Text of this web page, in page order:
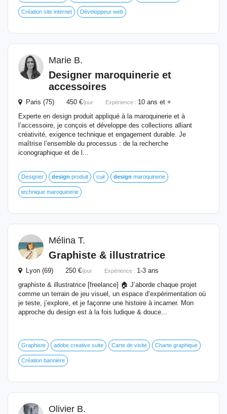
Création site internet Développeur web
Marie B.
Designer maroquinerie et
accessoires
Paris (75) 450 €/jour Expérience : 10 ans et +
Experte en design produit appliqué à la maroquinerie et à
l’accessoire, je conçois et développe des collections alliant
créativité, exigence technique et engagement durable. Je
maîtrise l’ensemble du processus : de la recherche
iconographique et de l...
Designer design produit cuir design maroquinerie
technique maroquinerie
Mélina T.
Graphiste & illustratrice
Lyon (69) 250 €/jour Expérience : 1-3 ans
graphiste & illustratrice [freelance] 🏠 J’aborde chaque projet
comme un terrain de jeu visuel, un espace d’expérimentation où
je teste, j’explore, et je façonne une histoire à incarner. Mon
approche du design est à la fois ludique & douce...
Graphiste adobe creative suite Carte de visite Charte graphique
Création bannière
Olivier B.